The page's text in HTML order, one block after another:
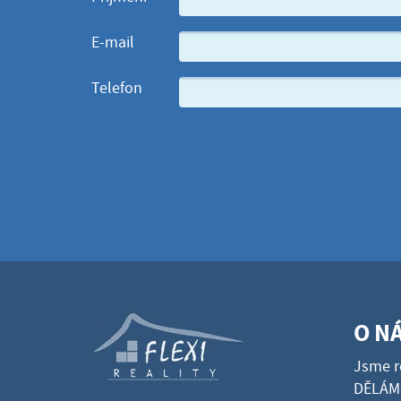
E-mail
Telefon
O
Jsme